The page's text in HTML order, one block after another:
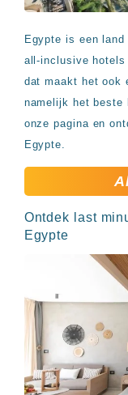
Egypte is een
all-inclusive hotels
dat maakt het ook
namelijk het beste
onze pagina en
Egypte.
Ontdek last
Egypte